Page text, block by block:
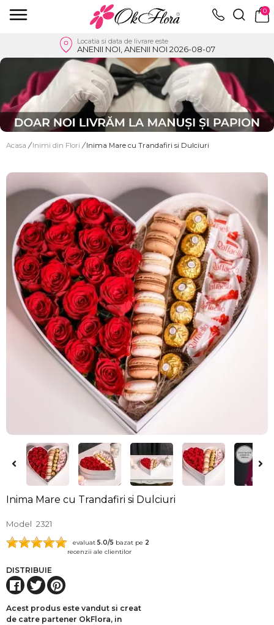
0
Locatia si data de livrare este
ANENII NOI, ANENII NOI 2026-08-07
Acasa / Inimi din Flori / Inima Mare cu Trandafiri si Dulciuri
Inima Mare cu Trandafiri si Dulciuri
Model 2321
evaluat 5.0/5 bazat pe 2
recenzii ale clientilor
DISTRIBUIE
Acest produs este vandut si creat
de catre partener OkFlora, in